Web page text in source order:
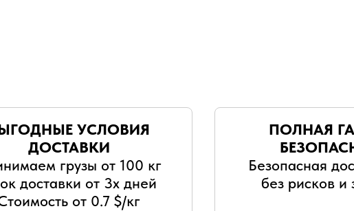
УСЛОВИЯ
ДОСТАВКИ
грузы от 100 кг
доставки от 3х дней
от 0.7 $/кг
ПОЛНАЯ
Безопасная
без рисков и